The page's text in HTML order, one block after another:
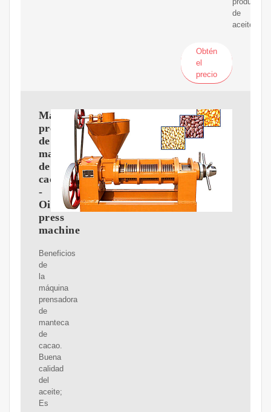
de
aceite.
Obtén
el
precio
Máquina
prensadora
de
manteca
de
cacao
-
Oil
press
machine
Beneficios
de
la
máquina
prensadora
de
manteca
de
cacao.
Buena
calidad
del
aceite;
Es